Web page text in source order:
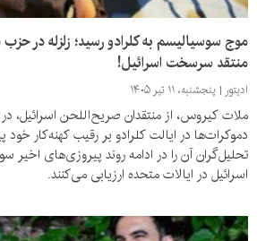
موج سوسیالیسم به کلرادو رسید؛ زلزله در
منتقد سرسخت اسرائیل!
ادیتور پنجشنبه، ۱۱ تیر ۱۴۰۵
ملات کیروس، از منتقدان صریح‌اللحن اسرائیل، در
دموکرات‌ها در ایالت کلرادو بر رقیب کهنه‌کار
تحلیل‌گران آن را در ادامه روند پیروزی‌های
اسرائیل در ایالات متحده ارزیابی می‌کنند.